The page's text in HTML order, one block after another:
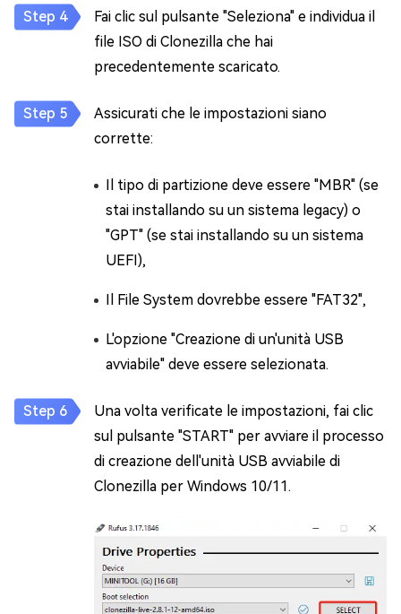
Fai clic sul pulsante "Seleziona" e individua il
file ISO di Clonezilla che hai
precedentemente scaricato.
Assicurati che le impostazioni siano
corrette:
Il tipo di partizione deve essere "MBR" (se
stai installando su un sistema legacy) o
"GPT" (se stai installando su un sistema
UEFI),
Il File System dovrebbe essere "FAT32",
L'opzione "Creazione di un'unità USB
avviabile" deve essere selezionata.
Una volta verificate le impostazioni, fai clic
sul pulsante "START" per avviare il processo
di creazione dell'unità USB avviabile di
Clonezilla per Windows 10/11.